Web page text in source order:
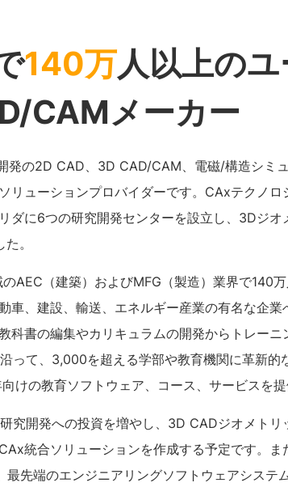
140万人以上の
CAMメーカー
発の2D CAD、3D CAD/CAM、電磁/構造シミ
ューションプロバイダーです。CAxテクノロ
ダに6つの研究開発センターを設立し、3Dジオ
。
AEC（建築）およびMFG（製造）業界で140
車、建設、輸送、エネルギー産業の有名な企業
科書の編集やカリキュラムの開発からトレーニ
って、3,000を超える学部や教育機関に革新的
けの教育ソフトウェア、コース、サービスを提
究開発への投資を増やし、3D CADジオメトリ
統合ソリューションを作成する予定です。ま
先端のエンジニアリングソフトウェアシステ